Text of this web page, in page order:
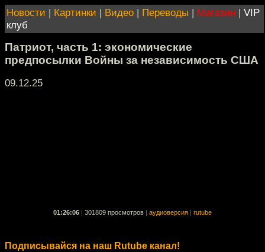
Новости | Картинки | Видео | Переводы | Магазин | VIP
клуб
Патриот, часть 1: экономические
предпосылки Войны за независимость США
09.12.25
01:26:06 301809 просмотров аудиоверсия rutube
Подписывайся на наш Rutube канал!